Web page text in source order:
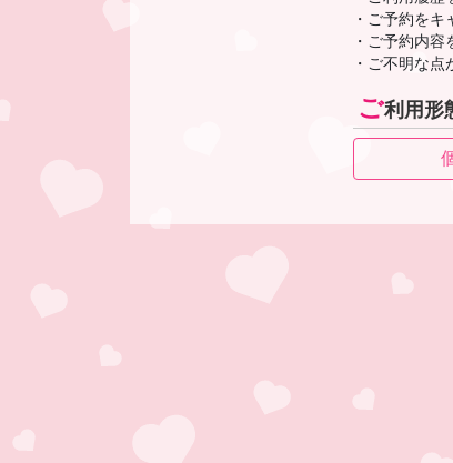
・ご予約を
・ご予約内
・ご不明な
ご利用形